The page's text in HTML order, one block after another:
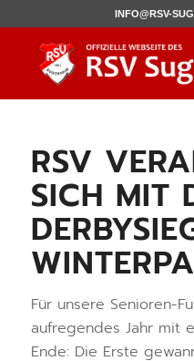
INFO@RSV-
RSV
SICH MIT
Für unsere Senioren-
aufregendes Jahr mit
Ende: Die Erste